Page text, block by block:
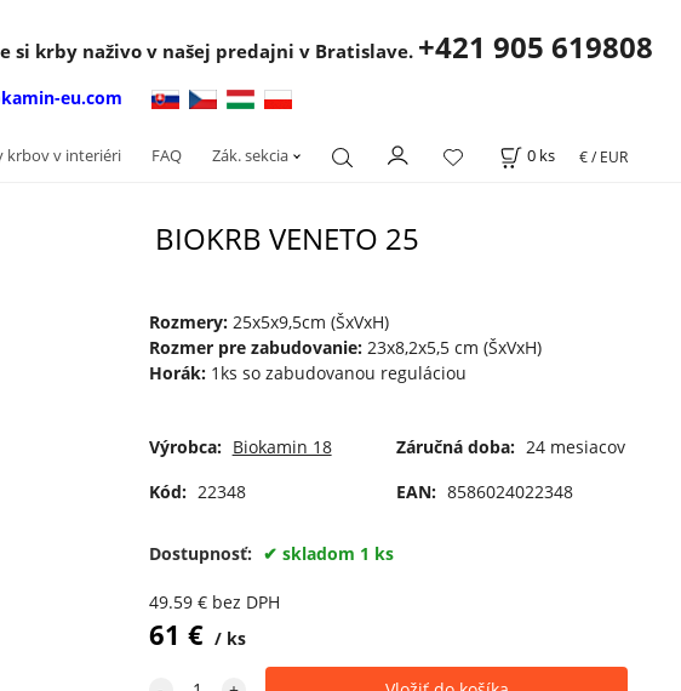
si krby naživo v našej predajni v Bratislave. +421 905 619808
eu.com
krbov v interiéri FAQ Zák. sekcia 0 ks € / EUR
BIOKRB VENETO 25
Rozmery: 25x5x9,5cm (ŠxVxH)
Rozmer pre zabudovanie:23x8,2x5,5 cm (ŠxVxH)
Horák:1ks so zabudovanou reguláciou
Výrobca: Biokamin 18 Záručná doba: 24 mesiacov
Kód: 22348 EAN: 8586024022348
Dostupnosť: skladom 1 ks
49.59€ bez DPH
61 € ks